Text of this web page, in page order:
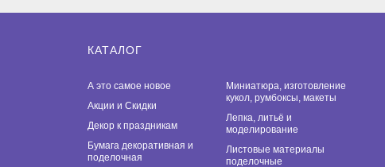
КАТАЛОГ
А это самое новое
Акции и Скидки
Декор к праздникам
Бумага декоративная и
поделочная
Миниатюра, изготовление
кукол, румбоксы, макеты
Лепка, литьё и
моделирование
Листовые материалы
поделочные